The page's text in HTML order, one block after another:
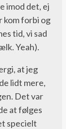
imod det, ej
kom forbi og
tid, vi sad
Yeah).
at jeg
lidt mere,
Det var
at følges
specielt